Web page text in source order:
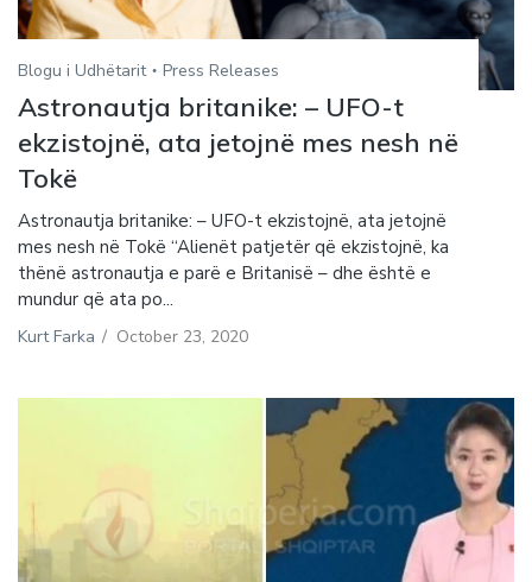
Blogu i Udhëtarit Press Releases
Astronautja britanike: – UFO-t
ekzistojnë, ata jetojnë mes nesh në
Tokë
Astronautja britanike: – UFO-t ekzistojnë, ata jetojnë
mes nesh në Tokë “Alienët patjetër që ekzistojnë, ka
thënë astronautja e parë e Britanisë – dhe është e
mundur që ata po...
Kurt Farka / October 23, 2020